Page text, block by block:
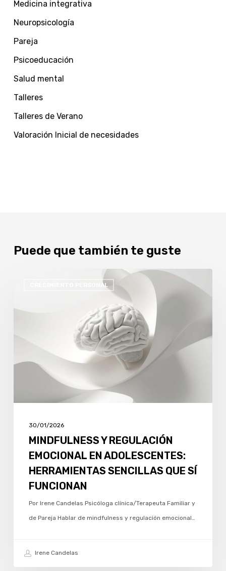
Medicina integrativa
Neuropsicología
Pareja
Psicoeducación
Salud mental
Talleres
Talleres de Verano
Valoración Inicial de necesidades
Puede que también te guste
CRECIMIENTO PERSONAL
HERRAMIENTAS
SENCILLAS
FUNCIONAN
30/01/2026
MINDFULNESS Y REGULACIÓN
EMOCIONAL EN ADOLESCENTES:
HERRAMIENTAS SENCILLAS QUE SÍ
FUNCIONAN
Por Irene Candelas Psicóloga clínica/Terapeuta Familiar y
de Pareja Hablar de mindfulness y regulación emocional…
Irene Candelas